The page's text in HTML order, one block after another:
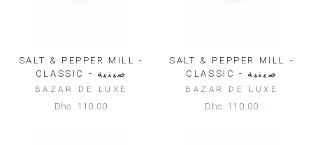
SALT & PEPPER MILL -
CLASSIC - صينية
BAZAR DE LUXE
Dhs. 110.00
SALT & PEPPER MILL -
CLASSIC - صينية
BAZAR DE LUXE
Dhs. 110.00